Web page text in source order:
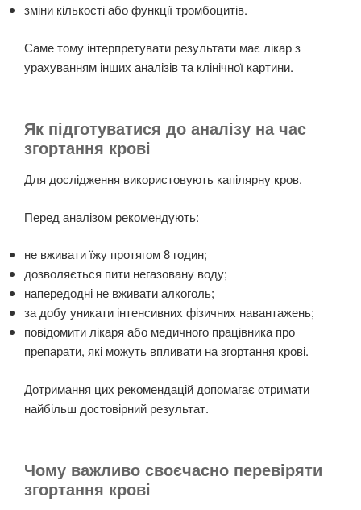
зміни кількості або функції тромбоцитів.
Саме тому інтерпретувати результати має лікар з
урахуванням інших аналізів та клінічної картини.
Як підготуватися до аналізу на час
згортання крові
Для дослідження використовують капілярну кров.
Перед аналізом рекомендують:
не вживати їжу протягом 8 годин;
дозволяється пити негазовану воду;
напередодні не вживати алкоголь;
за добу уникати інтенсивних фізичних навантажень;
повідомити лікаря або медичного працівника про
препарати, які можуть впливати на згортання крові.
Дотримання цих рекомендацій допомагає отримати
найбільш достовірний результат.
Чому важливо своєчасно перевіряти
згортання крові